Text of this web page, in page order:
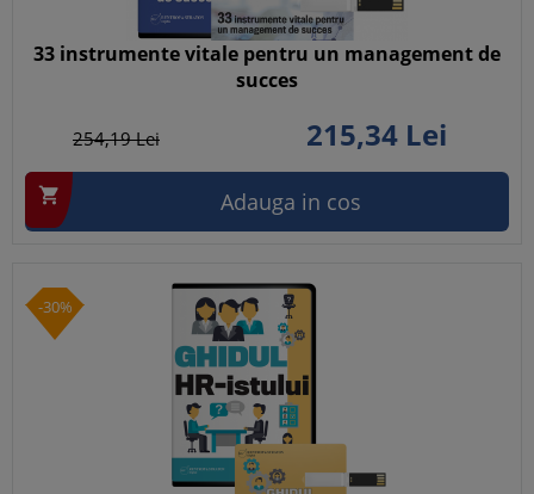
33 instrumente vitale pentru un management de
succes
254,19Lei 215,34Lei
 Adauga in cos
-30%